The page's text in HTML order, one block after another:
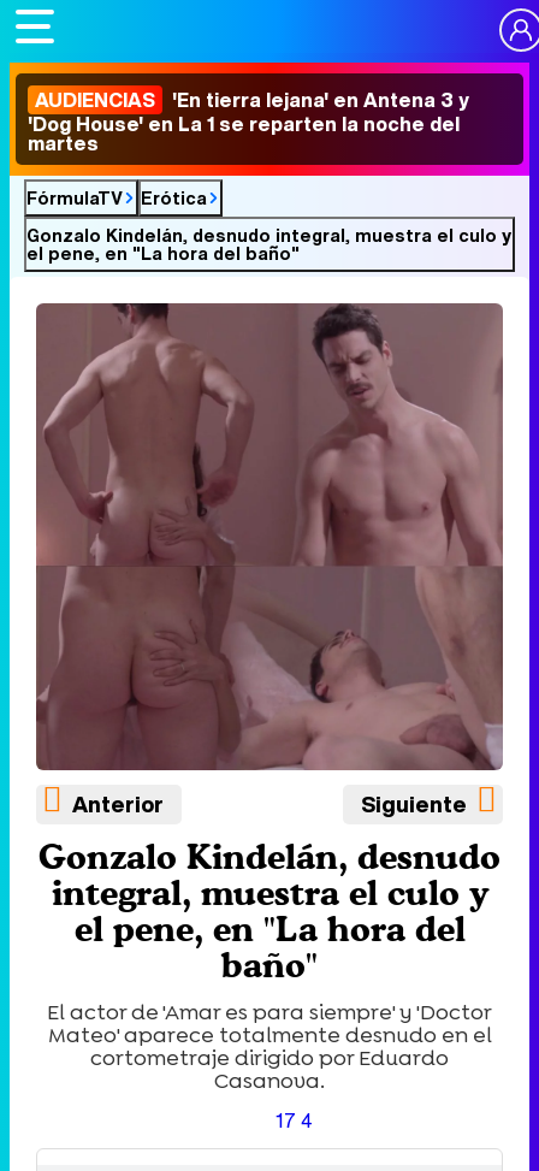
AUDIENCIAS 'En tierra lejana' en Antena 3 y
'Dog House' en La 1 se reparten la noche del
martes
FórmulaTV
Erótica
Gonzalo Kindelán, desnudo integral, muestra el culo y
el pene, en "La hora del baño"
Anterior Siguiente
Gonzalo Kindelán, desnudo
integral, muestra el culo y
el pene, en "La hora del
baño"
El actor de 'Amar es para siempre' y 'Doctor
Mateo' aparece totalmente desnudo en el
cortometraje dirigido por Eduardo
Casanova.
17 4